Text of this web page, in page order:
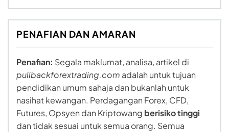
PENAFIAN DAN AMARAN
Penafian: Segala maklumat, analisa, artikel di
pullbackforextrading.com adalah untuk tujuan
pendidikan umum sahaja dan bukanlah untuk
nasihat kewangan. Perdagangan Forex, CFD,
Futures, Opsyen dan Kriptowang berisiko tinggi
dan tidak sesuai untuk semua orang. Semua